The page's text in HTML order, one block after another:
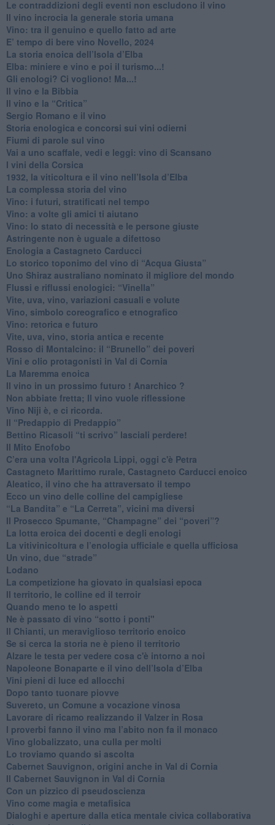
Le contraddizioni degli eventi non escludono il vino
​Il vino incrocia la generale storia umana
Vino: tra il genuino e quello fatto ad arte
E’ tempo di bere vino Novello, 2024
La storia enoica dell’Isola d’Elba
Elba: miniere e vino e poi il turismo...!
​Gli enologi? Ci vogliono! Ma...!
​Il vino e la Bibbia
​Il vino e la “Critica”
Sergio Romano e il vino
​Storia enologica e concorsi sui vini odierni
Fiumi di parole sul vino
​Vai a uno scaffale, vedi e leggi: vino di Scansano
​I vini della Corsica
​1932, la viticoltura e il vino nell’Isola d’Elba
​La complessa storia del vino
​Vino: i futuri, stratificati nel tempo
Vino: a volte gli amici ti aiutano
Vino: lo stato di necessità e le persone giuste
​Astringente non è uguale a difettoso
Enologia a Castagneto Carducci
Lo storico toponimo del vino di “Acqua Giusta”
Uno Shiraz australiano nominato il migliore del mondo
​Flussi e riflussi enologici: “Vinella”
Vite, uva, vino, variazioni casuali e volute
Vino, simbolo coreografico e etnografico
​Vino: retorica e futuro
​Vite, uva, vino, storia antica e recente
​Rosso di Montalcino: il “Brunello” dei poveri
Vini e olio protagonisti in Val di Cornia
​La Maremma enoica
Il vino in un prossimo futuro ! Anarchico ?
​Non abbiate fretta; Il vino vuole riflessione
​Vino Niji è, e ci ricorda.
Il “Predappio di Predappio”
Bettino Ricasoli “ti scrivo” lasciali perdere!
Il Mito Enofobo
​C’era una volta l'Agricola Lippi, oggi c'è Petra
​Castagneto Marittimo rurale, Castagneto Carducci enoico
Aleatico, il vino che ha attraversato il tempo
Ecco un vino delle colline del campigliese
“La Bandita” e “La Cerreta”, vicini ma diversi
​Il Prosecco Spumante, “Champagne” dei “poveri”?
​La lotta eroica dei docenti e degli enologi
​La vitivinicoltura e l’enologia ufficiale e quella ufficiosa
​Un vino, due “strade”
Lodano
​La competizione ha giovato in qualsiasi epoca
Il territorio, le colline ed il terroir
Quando meno te lo aspetti
​Ne è passato di vino “sotto i ponti"
​Il Chianti, un meraviglioso territorio enoico
​Se si cerca la storia ne è pieno il territorio
Alzare le testa per vedere cosa c'è intorno a noi
​Napoleone Bonaparte e il vino dell’Isola d’Elba
Vini pieni di luce ed allocchi
Dopo tanto tuonare piovve
Suvereto, un Comune a vocazione vinosa
Lavorare di ricamo realizzando il Valzer in Rosa
​I proverbi fanno il vino ma l’abito non fa il monaco
Vino globalizzato, una culla per molti
Lo troviamo quando si ascolta
Cabernet Sauvignon, origini anche in Val di Cornia
Il Cabernet Sauvignon in Val di Cornia
Con un pizzico di pseudoscienza
​Vino come magia e metafisica
Dialoghi e aperture dalla etica mentale civica collaborativa